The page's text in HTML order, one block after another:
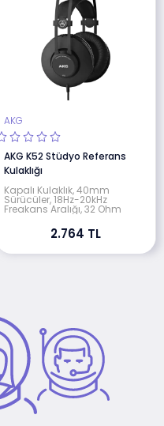
AKG
AKG K52 Stüdyo Referans
Kulaklığı
Kapalı Kulaklık, 40mm
Sürücüler, 18Hz-20kHz
Freakans Aralığı, 32 Ohm
2.764 TL